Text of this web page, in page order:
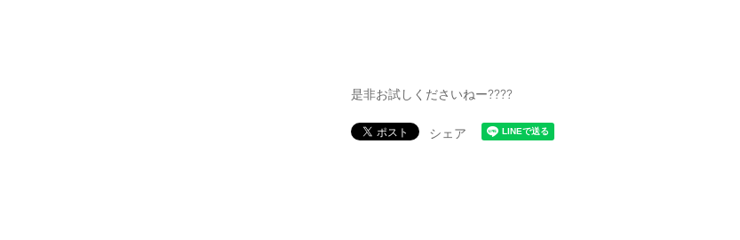
是非お試しくださいねー????
シェア